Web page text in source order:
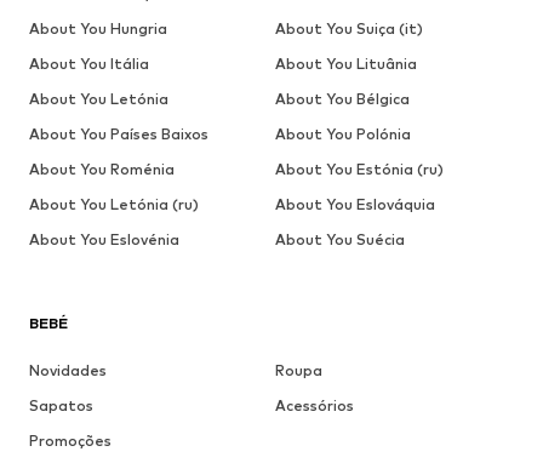
BEBÉ
Novidades
Roupa
Sapatos
Acessórios
Promoções
About You Hungria
About You Suiça (it)
About You Itália
About You Lituânia
About You Letónia
About You Bélgica
About You Países Baixos
About You Polónia
About You Roménia
About You Estónia (ru)
About You Letónia (ru)
About You Eslováquia
About You Eslovénia
About You Suécia